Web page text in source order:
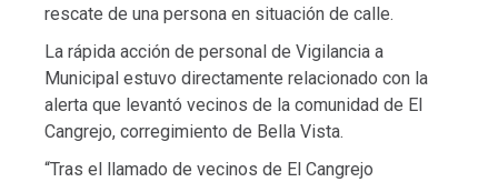
rescate de una persona en situación de calle.
La rápida acción de personal de Vigilancia a
Municipal estuvo directamente relacionado con la
alerta que levantó vecinos de la comunidad de El
Cangrejo, corregimiento de Bella Vista.
“Tras el llamado de vecinos de El Cangrejo